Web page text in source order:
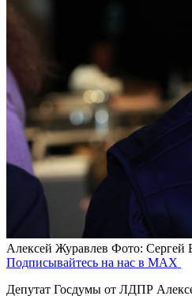
Алексей Журавлев Фото: Сергей
Подписывайтесь на нас в MAX
Депутат Госдумы от ЛДПР